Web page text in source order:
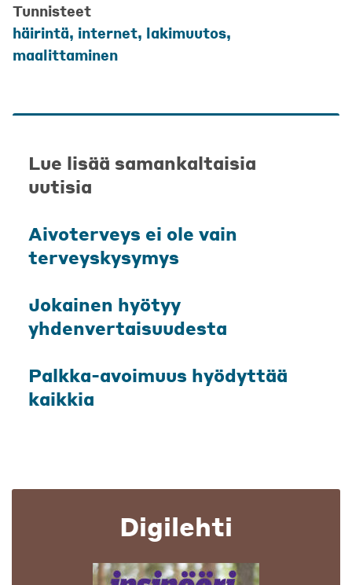
Tunnisteet
häirintä, internet, lakimuutos,
maalittaminen
Lue lisää samankaltaisia
uutisia
Aivoterveys ei ole vain
terveyskysymys
Jokainen hyötyy
yhdenvertaisuudesta
Palkka-avoimuus hyödyttää
kaikkia
Digilehti